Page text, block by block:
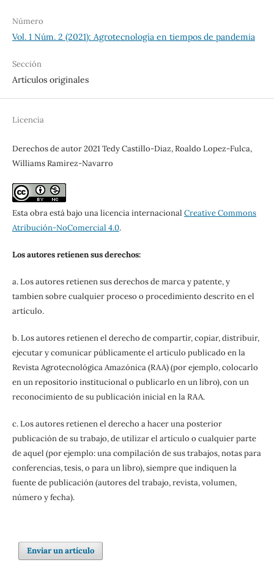
Número
Vol. 1 Núm. 2 (2021): Agrotecnología en tiempos de pandemia
Sección
Artículos originales
Licencia
Derechos de autor 2021 Tedy Castillo-Diaz, Roaldo Lopez-Fulca,
Williams Ramirez-Navarro
Esta obra está bajo una licencia internacional Creative Commons
Atribución-NoComercial 4.0.
Los autores retienen sus derechos:
a. Los autores retienen sus derechos de marca y patente, y
tambien sobre cualquier proceso o procedimiento descrito en el
artículo.
b. Los autores retienen el derecho de compartir, copiar, distribuir,
ejecutar y comunicar públicamente el articulo publicado en la
Revista Agrotecnológica Amazónica (RAA) (por ejemplo, colocarlo
en un repositorio institucional o publicarlo en un libro), con un
reconocimiento de su publicación inicial en la RAA.
c. Los autores retienen el derecho a hacer una posterior
publicación de su trabajo, de utilizar el artículo o cualquier parte
de aquel (por ejemplo: una compilación de sus trabajos, notas para
conferencias, tesis, o para un libro), siempre que indiquen la
fuente de publicación (autores del trabajo, revista, volumen,
número y fecha).
Enviar un artículo